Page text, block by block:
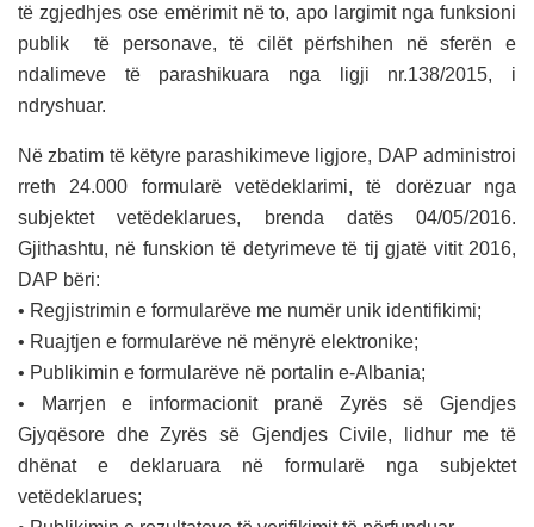
të zgjedhjes ose emërimit në to, apo largimit nga funksioni
publik të personave, të cilët përfshihen në sferën e
ndalimeve të parashikuara nga ligji nr.138/2015, i
ndryshuar.
Në zbatim të këtyre parashikimeve ligjore, DAP administroi
rreth 24.000 formularë vetëdeklarimi, të dorëzuar nga
subjektet vetëdeklarues, brenda datës 04/05/2016.
Gjithashtu, në funskion të detyrimeve të tij gjatë vitit 2016,
DAP bëri:
• Regjistrimin e formularëve me numër unik identifikimi;
• Ruajtjen e formularëve në mënyrë elektronike;
• Publikimin e formularëve në portalin e-Albania;
• Marrjen e informacionit pranë Zyrës së Gjendjes
Gjyqësore dhe Zyrës së Gjendjes Civile, lidhur me të
dhënat e deklaruara në formularë nga subjektet
vetëdeklarues;